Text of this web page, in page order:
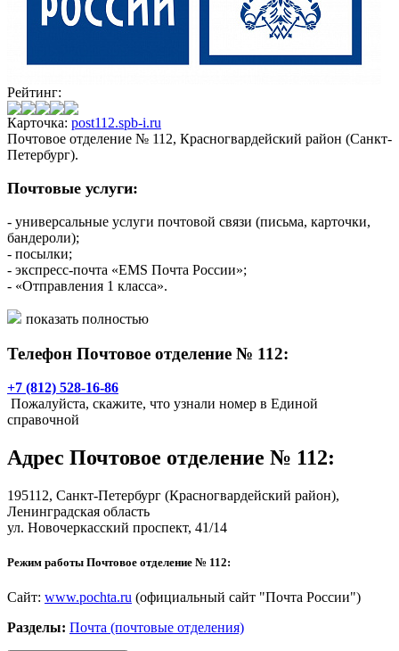
Рейтинг:
Карточка: post112.spb-i.ru
Почтовое отделение № 112, Красногвардейский район (Санкт-
Петербург).
Почтовые услуги:
- универсальные услуги почтовой связи (письма, карточки,
бандероли);
- посылки;
- экспресс-почта «EMS Почта России»;
- «Отправления 1 класса».
Финансовые услуги:
- выплата/доставка пенсий и пособий;
- прием коммунальных платежей;
- прием платежей за услуги сотовой и факсимильной связи,
Интернет и телевидение;
- страховые услуги.
- «КиберПочт@»;
На территории Санкт-Петербурга и Ленинградской области
и в 278 почтовых отделениях Ленинградской области;
- распространение печати по подписке;
- продажа бестиражных и тиражных лотерей;
показать полностью
Телефон Почтовое отделение № 112:
+7 (812) 528-16-86
Пожалуйста, скажите, что узнали номер в Единой
справочной
Адрес Почтовое отделение № 112:
195112, Санкт-Петербург (Красногвардейский район),
Ленинградская область
ул. Новочеркасский проспект, 41/14
Режим работы Почтовое отделение № 112:
Сайт: www.pochta.ru (официальный сайт "Почта России")
Разделы: Почта (почтовые отделения)